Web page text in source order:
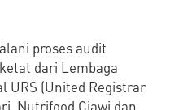
proses audit
dari Lembaga
URS (United Registrar
Nutrifood Ciawi dan